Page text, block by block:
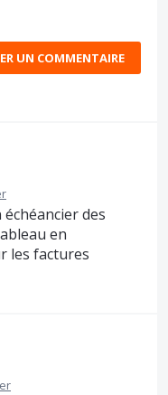
UN COMMENTAIRE
des
en
les factures